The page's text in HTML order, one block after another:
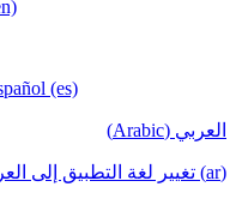
(es)
العربي (Arabic)
(ar) تغيير لغة التطبيق إلى العربية